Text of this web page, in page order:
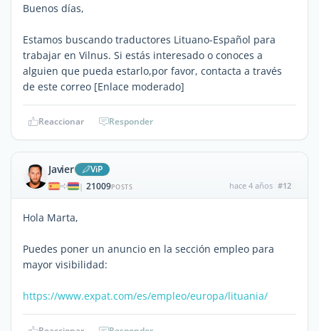
Buenos días,
Estamos buscando traductores Lituano-Español para
trabajar en Vilnus. Si estás interesado o conoces a
alguien que pueda estarlo,por favor, contacta a través
de este correo [Enlace moderado]
Reaccionar Responder
Javier ViP
| 21009POSTS hace 4 años #12
Hola Marta,
Puedes poner un anuncio en la sección empleo para
mayor visibilidad:
https://www.expat.com/es/empleo/europa/lituania/